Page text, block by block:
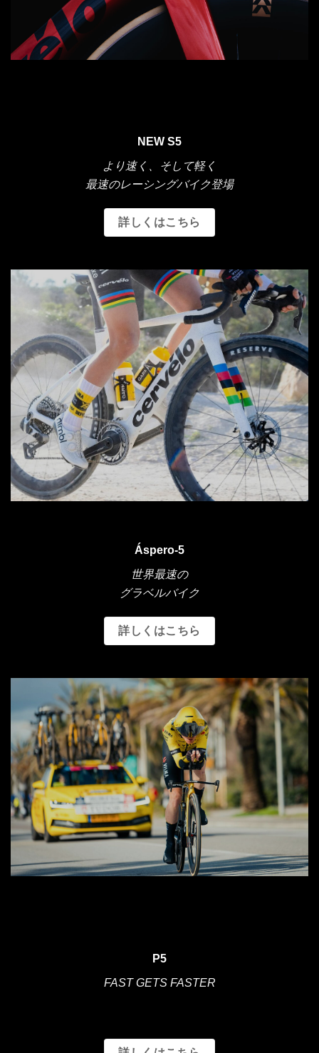
NEW S5
より速く、そして軽く
最速のレーシングバイク登場
詳しくはこちら
Áspero-5
世界最速の
グラベルバイク
詳しくはこちら
P5
FAST GETS FASTER